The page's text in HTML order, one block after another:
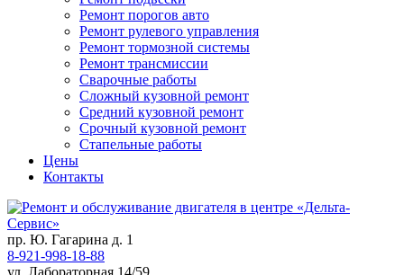
Ремонт порогов авто
Ремонт рулевого управления
Ремонт тормозной системы
Ремонт трансмиссии
Сварочные работы
Сложный кузовной ремонт
Средний кузовной ремонт
Срочный кузовной ремонт
Стапельные работы
Цены
Контакты
пр. Ю. Гагарина д. 1
8-921-998-18-88
ул. Лабораторная 14/59